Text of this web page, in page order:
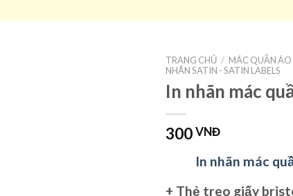
TRANG CHỦ / MÁC QUẦN ÁO
NHÃN SATIN - SATIN LABELS
In nhãn mác
300VNĐ
In nhãn mác
+ Thẻ treo giấy